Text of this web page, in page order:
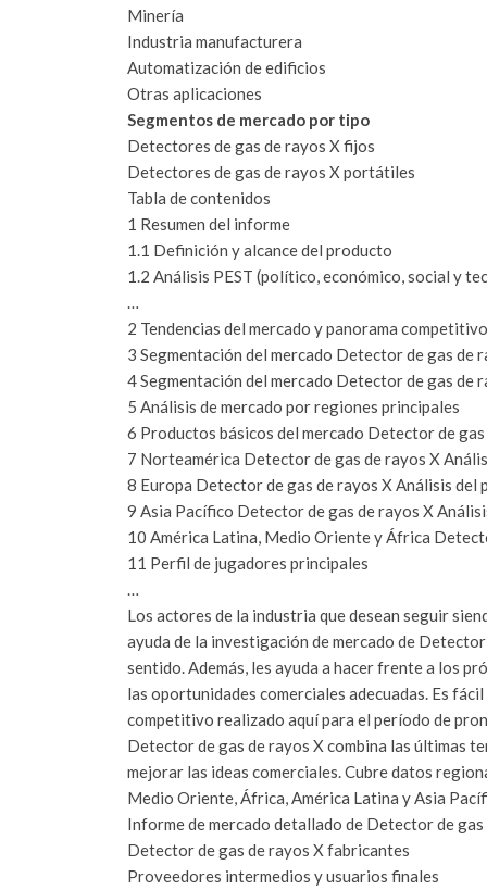
Minería
Industria manufacturera
Automatización de edificios
Otras aplicaciones
Segmentos de mercado por tipo
Detectores de gas de rayos X fijos
Detectores de gas de rayos X portátiles
Tabla de contenidos
1 Resumen del informe
1.1 Definición y alcance del producto
1.2 Análisis PEST (político, económico, social y
…
2 Tendencias del mercado y panorama competitivo
3 Segmentación del mercado Detector de gas de
4 Segmentación del mercado Detector de gas de
5 Análisis de mercado por regiones principales
6 Productos básicos del mercado Detector de
7 Norteamérica Detector de gas de rayos X
8 Europa Detector de gas de rayos X Análisis del
9 Asia Pacífico Detector de gas de rayos X
10 América Latina, Medio Oriente y África
11 Perfil de jugadores principales
…
Los actores de la industria que desean seguir
ayuda de la investigación de mercado de
sentido. Además, les ayuda a hacer frente a los
las oportunidades comerciales adecuadas. Es
competitivo realizado aquí para el período de
Detector de gas de rayos X combina las últimas
mejorar las ideas comerciales. Cubre datos
Medio Oriente, África, América Latina y Asia
Informe de mercado detallado de Detector de
Detector de gas de rayos X fabricantes
Proveedores intermedios y usuarios finales